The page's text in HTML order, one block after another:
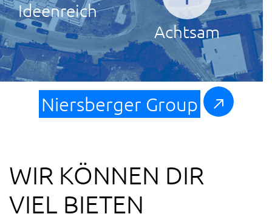
Ideenreich
Achtsam
Niersberger Group
WIR KÖNNEN DIR
VIEL BIETEN